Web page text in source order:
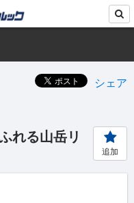
シェア
れる山岳リ
追加